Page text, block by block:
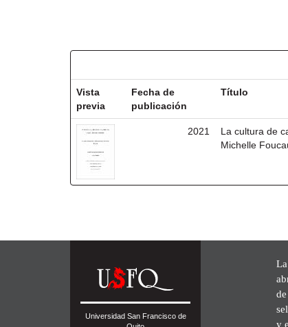
Vista
previa
Fecha de
publicación
Título
2021
La cultura de
Michelle
Universidad San Francisco de
y